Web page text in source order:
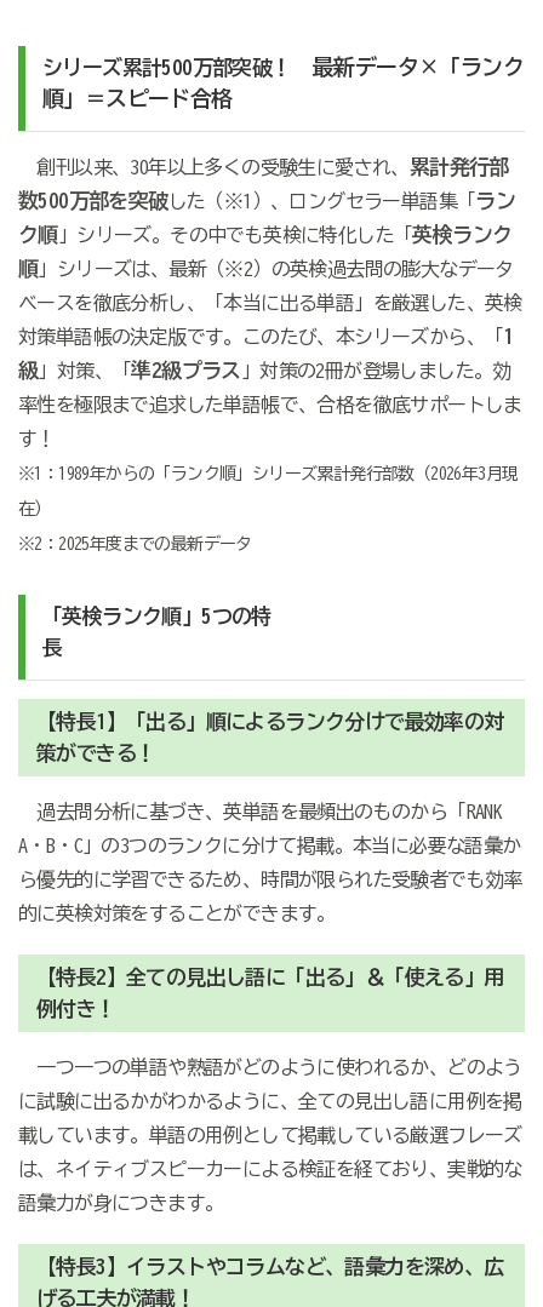
シリーズ累計500万部突破！
最新データ×「ランク
順」＝スピード合格
創刊以来、30年以上多くの受験生に愛され、 累計発行部
数500万部を突破した（※1）、ロングセラー単語集「 ラン
ク順 」シリーズ。その中でも英検に特化した「英検ランク
順 」シリーズは、最新（※2）の英検過去問の膨大なデータ
ベースを徹底分析し、「本当に出る単語」を厳選した、英検
対策単語帳の決定版です。このたび、本シリーズから、「 1
級」対策、「準2級プラス 」対策の2冊が登場しました。効
率性を極限まで追求した単語帳で、合格を徹底サポートしま
す！
※1：1989年からの「ランク順」シリーズ累計発行部数（2026年3月現
在）
※2：2025年度までの最新データ
「英検ランク順」5つの特
【特長1】「出る」順によるランク分けで最効率の対
策ができる！
過去問分析に基づき、英単語を最頻出のものから「RANK
A・B・C」の3つのランクに分けて掲載。本当に必要な語彙か
ら優先的に学習できるため、時間が限られた受験者でも効率
的に英検対策をすることができます。
【特長2】全ての見出し語に「出る」＆「使える」用
例付き！
一つ一つの単語や熟語がどのように使われるか、どのよう
に試験に出るかがわかるように、全ての見出し語に用例を掲
載しています。単語の用例として掲載している厳選フレーズ
は、ネイティブスピーカーによる検証を経ており、実戦的な
語彙力が身につきます。
【特長3】イラストやコラムなど、語彙力を深め、広
げる工夫が満載！